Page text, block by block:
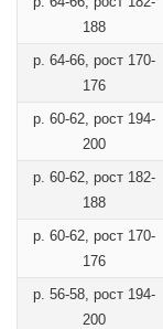
188
р. 64-66, рост 170-
176
р. 60-62, рост 194-
200
р. 60-62, рост 182-
188
р. 60-62, рост 170-
176
р. 56-58, рост 194-
200